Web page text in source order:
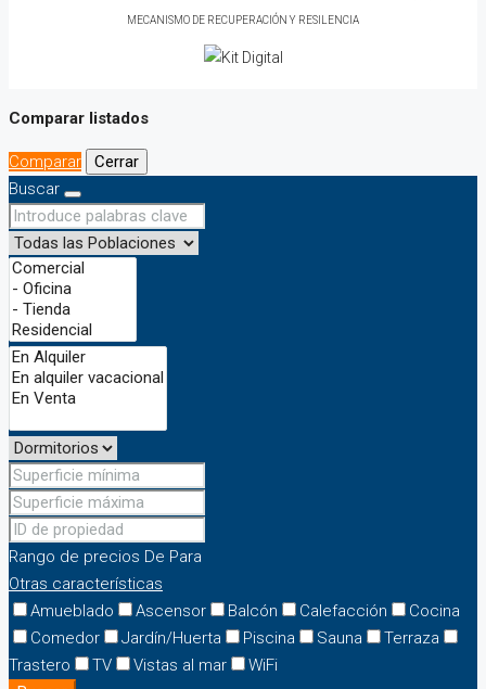
MECANISMO DE RECUPERACIÓN Y RESILENCIA
Comparar listados
Comparar
Cerrar
Buscar
Rango de precios De Para
Otras características
Amueblado
Ascensor Balcón Calefacción
Cocina
Comedor
Jardín/Huerta Piscina Sauna
Terraza
Trastero
TV Vistas al mar
WiFi